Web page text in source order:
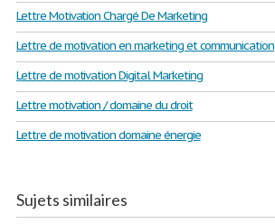
Lettre Motivation Chargé De Marketing
Lettre de motivation en marketing et communication
Lettre de motivation Digital Marketing
Lettre motivation / domaine du droit
Lettre de motivation domaine énergie
Sujets similaires